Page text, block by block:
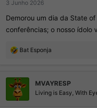
3 Junho 2026
Demorou um dia da State
conferências; o nosso ídolo
R
õ
e
s
Bat Esponja
MVAYRESP
Living is Easy, With